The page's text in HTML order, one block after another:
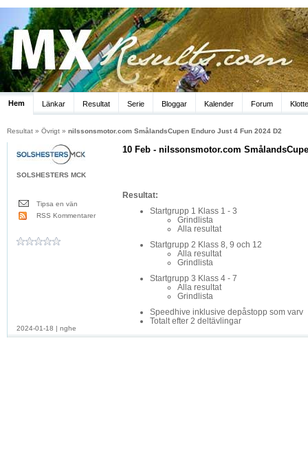
Hem Länkar Resultat Serie Bloggar Kalender Forum
Resultat » Övrigt » nilssonsmotor.com SmålandsCupen Enduro Just 4 Fun 2024 D2
SOLSHESTERS MCK
Tipsa en vän
RSS Kommentarer
10 Feb - nilssonsmotor.com
Resultat:
Startgrupp 1 Klass 1 - 3
Grindlista
Alla resultat
Startgrupp 2 Klass 8, 9 och 12
Alla resultat
Grindlista
Startgrupp 3 Klass 4 - 7
Alla resultat
Grindlista
Speedhive inklusive depåstopp som varv
Totalt efter 2 deltävlingar
2024-01-18 | nghe